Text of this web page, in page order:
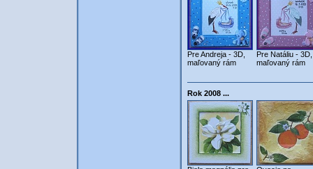
Pre Andreja - 3D,
maľovaný rám
Pre Natáliu - 3D,
maľovaný rám
Rok 2008 ...